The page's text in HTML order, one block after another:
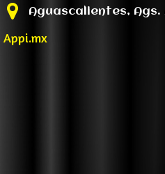
Aguascalientes, Ags.
Appi.mx